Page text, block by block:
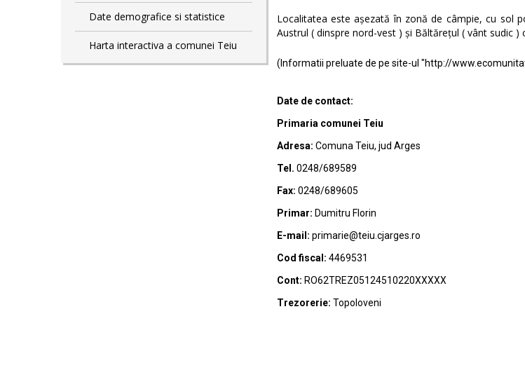
Date demografice si statistice
Harta interactiva a comunei Teiu
Localitatea este așezată în zonă de câmpie, cu sol
Austrul ( dinspre nord-vest ) și Băltărețul ( vânt sudic
(Informatii preluate de pe site-ul "http://
Date de contact:
Primaria comunei Teiu
Adresa: Comuna Teiu, jud Arges
Tel. 0248/689589
Fax: 0248/689605
Primar: Dumitru Florin
E-mail: primarie@teiu.cjarges.ro
Cod fiscal: 4469531
Cont: RO62TREZ05124510220XXXXX
Trezorerie: Topoloveni